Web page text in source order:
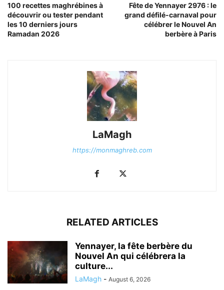
100 recettes maghrébines à
découvrir ou tester pendant
les 10 derniers jours
Ramadan 2026
Fête de Yennayer 2976 : le
grand défilé-carnaval pour
célébrer le Nouvel An
berbère à Paris
LaMagh
https://monmaghreb.com
RELATED ARTICLES
Yennayer, la fête berbère du
Nouvel An qui célébrera la
culture...
LaMagh - August 6, 2026